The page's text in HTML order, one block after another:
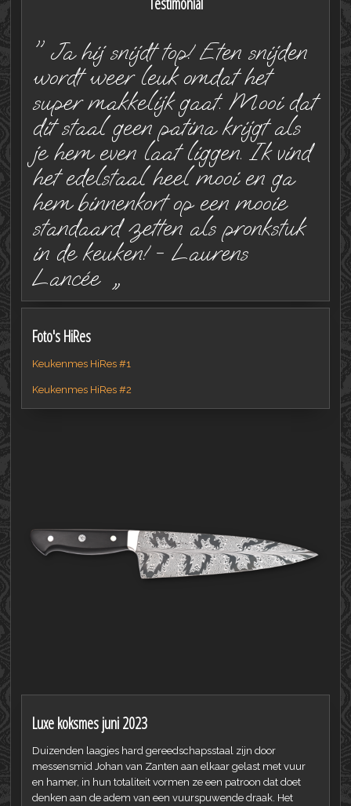
" Ja hij snijdt top! Eten snijden
wordt weer leuk omdat het
super makkelijk gaat. Mooi dat
dit staal geen patina krijgt als
je hem even laat liggen. Ik vind
het edelstaal heel mooi en ga
hem binnenkort op een mooie
standaard zetten als pronkstuk
in de keuken! - Laurens
Lancée „
Foto's HiRes
Keukenmes HiRes #1
Keukenmes HiRes #2
Luxe koksmes juni 2023
Duizenden laagjes hard gereedschapsstaal zijn door
messensmid Johan van Zanten aan elkaar gelast met vuur
en hamer, in hun totaliteit vormen ze een patroon dat doet
denken aan de adem van een vuurspuwende draak. Het